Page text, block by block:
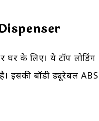
के लिए। ये टॉप लोडिंग
इसकी बॉडी ड्यूरेबल ABS